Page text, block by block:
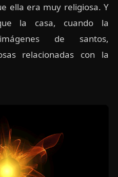
ella era muy religiosa. Y
la casa, cuando la
de santos,
relacionadas con la